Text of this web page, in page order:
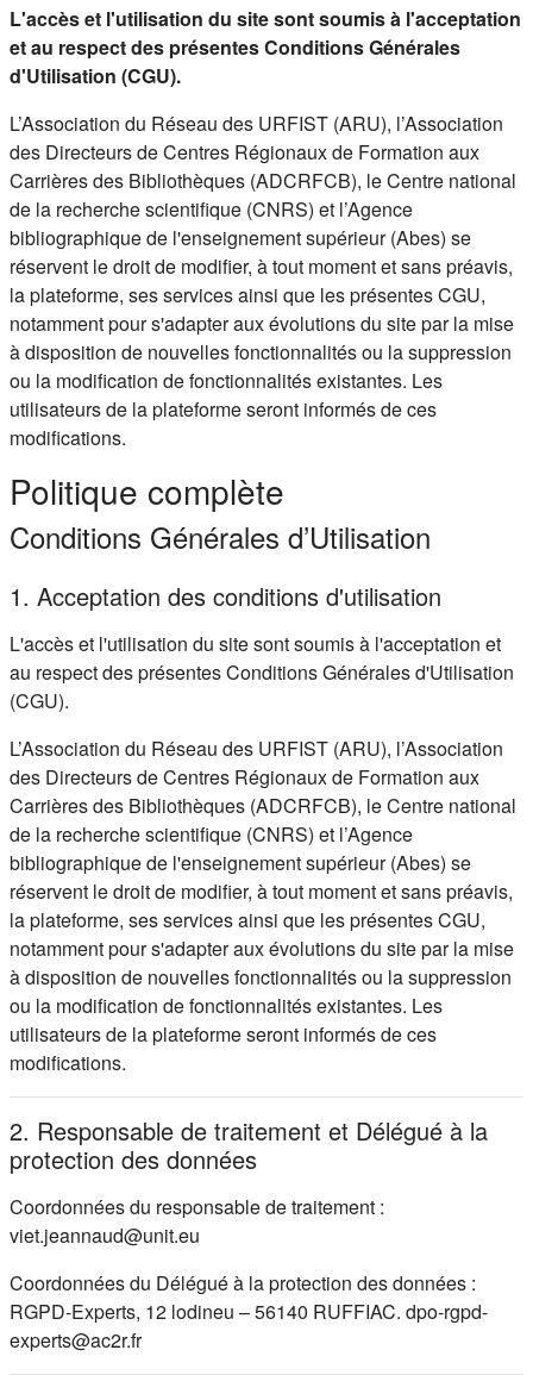
L'accès et l'utilisation du site sont soumis à l'acceptation
et au respect des présentes Conditions Générales
d'Utilisation (CGU).
L’Association du Réseau des URFIST (ARU), l’Association
des Directeurs de Centres Régionaux de Formation aux
Carrières des Bibliothèques (ADCRFCB), le Centre national
de la recherche scientifique (CNRS) et l’Agence
bibliographique de l'enseignement supérieur (Abes) se
réservent le droit de modifier, à tout moment et sans préavis,
la plateforme, ses services ainsi que les présentes CGU,
notamment pour s'adapter aux évolutions du site par la mise
à disposition de nouvelles fonctionnalités ou la suppression
ou la modification de fonctionnalités existantes. Les
utilisateurs de la plateforme seront informés de ces
modifications.
Politique complète
Conditions Générales d’Utilisation
1. Acceptation des conditions d'utilisation
L'accès et l'utilisation du site sont soumis à l'acceptation et
au respect des présentes Conditions Générales d'Utilisation
(CGU).
L’Association du Réseau des URFIST (ARU), l’Association
des Directeurs de Centres Régionaux de Formation aux
Carrières des Bibliothèques (ADCRFCB), le Centre national
de la recherche scientifique (CNRS) et l’Agence
bibliographique de l'enseignement supérieur (Abes) se
réservent le droit de modifier, à tout moment et sans préavis,
la plateforme, ses services ainsi que les présentes CGU,
notamment pour s'adapter aux évolutions du site par la mise
à disposition de nouvelles fonctionnalités ou la suppression
ou la modification de fonctionnalités existantes. Les
utilisateurs de la plateforme seront informés de ces
modifications.
2. Responsable de traitement et Délégué à la
protection des données
Coordonnées du responsable de traitement :
viet.jeannaud@unit.eu
Coordonnées du Délégué à la protection des données :
RGPD-Experts, 12 lodineu – 56140 RUFFIAC. dpo-rgpd-
experts@ac2r.fr